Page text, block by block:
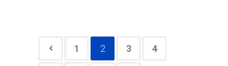
1 2 3 4